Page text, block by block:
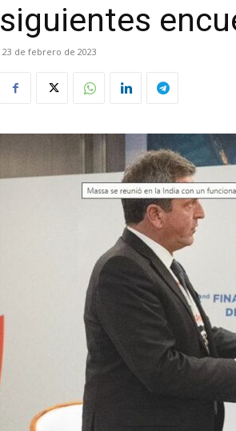
siguientes
23 de febrero de 2023